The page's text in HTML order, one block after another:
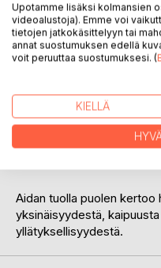
KUVAUS
Kolmenkympin kriisi iskee
jääkausi. Epätoivoinen
hoitamaan kroppaan
naapurissa asuvan ujon
tuntumaan
Aidan tuolla puolen kertoo
yksinäisyydestä,
yllätyksellisyydestä.
Upotamme lisäksi kolmansien
videoalustoja). Emme voi
tietojen jatkokäsittelyyn tai
annat suostumuksen edellä
voit peruuttaa suostumuksesi. (
KIELLÄ